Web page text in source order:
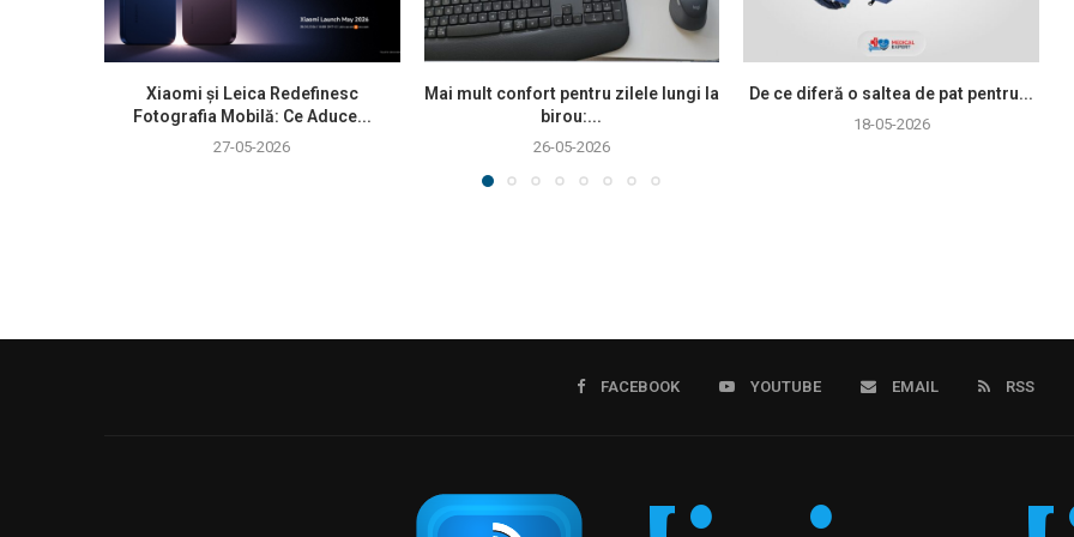
Xiaomi și Leica Redefinesc
Fotografia Mobilă: Ce Aduce...
27-05-2026
Mai mult confort pentru zilele lungi la
birou:...
26-05-2026
De ce diferă o saltea de pat pentru...
18-05-2026
FACEBOOK YOUTUBE EMAIL RSS